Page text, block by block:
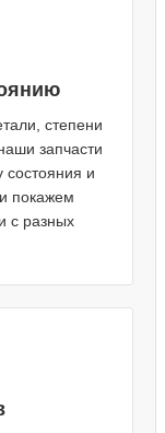
степени
запчасти
состояния и
покажем
с разных